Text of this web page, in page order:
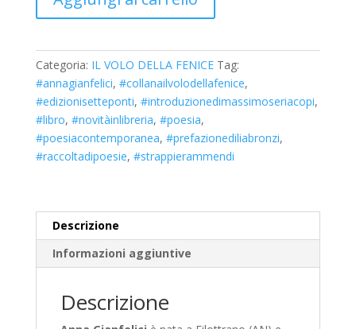
Categoria: IL VOLO DELLA FENICE Tag:
#annagianfelici, #collanailvolodellafenice,
#edizionisetteponti, #introduzionedimassimoseriacopi,
#libro, #novitàinlibreria, #poesia,
#poesiacontemporanea, #prefazionediliabronzi,
#raccoltadipoesie, #strappierammendi
Descrizione
Informazioni aggiuntive
Descrizione